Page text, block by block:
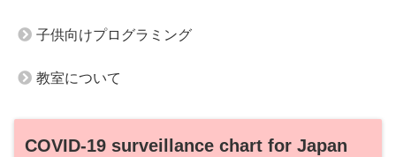
子供向けプログラミング
教室について
COVID-19 surveillance chart for Japan